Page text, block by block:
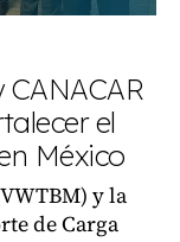
el
México
y la
de Carga